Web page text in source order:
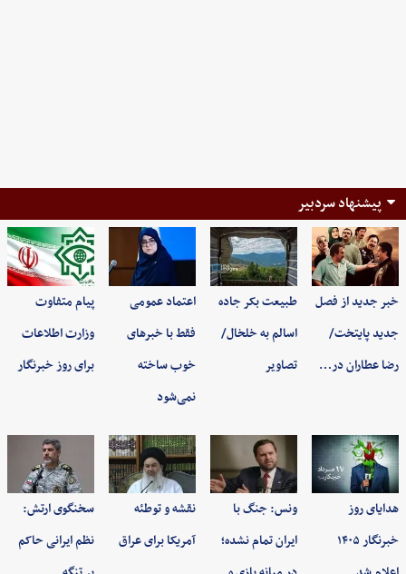
پیشنهاد سردبیر
خبر جدید از فصل
جدید پایتخت/
رضا عطاران در…
طبیعت بکر جاده
اسالم به خلخال/
تصاویر
اعتماد عمومی
فقط با خبرهای
خوب ساخته
نمی‌شود
پیام متفاوت
وزارت اطلاعات
برای روز خبرنگار
هدایای روز
خبرنگار ۱۴۰۵
ونس: جنگ با
ایران تمام نشده؛
نقشه و توطئه
آمریکا برای عراق
سخنگوی ارتش:
نظم ایرانی حاکم